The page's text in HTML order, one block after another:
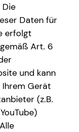
Die
Daten für
erfolgt
Art. 6
und kann
Gerät
(z.B.